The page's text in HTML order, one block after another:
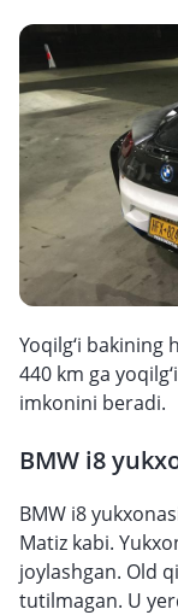
Yoqilg‘i bakining
440 km ga
imkonini beradi.
BMW i8
BMW i8
Matiz kabi.
joylashgan. Old
tutilmagan. U